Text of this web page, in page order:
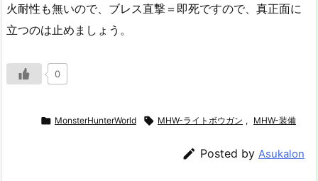
火耐性も無いので、ブレス直撃＝即死ですので、真正面に
立つのは止めましょう。
0
 MonsterHunterWorld  MHW-ライトボウガン , MHW-装備
 Posted by Asukalon